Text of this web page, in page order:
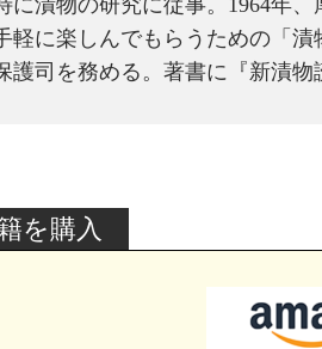
軽に楽しんでもらうための「漬
護司を務める。著書に『新漬物
を購入